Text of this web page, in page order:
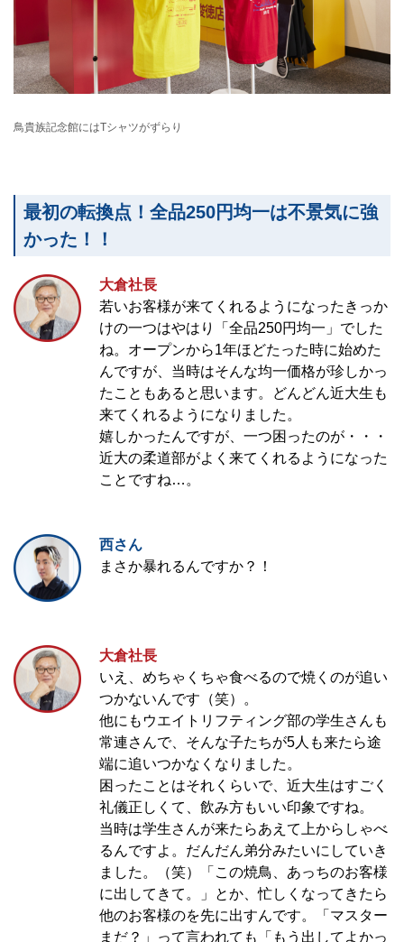
鳥貴族記念館にはTシャツがずらり
最初の転換点！全品250円均一は不景気に強
かった！！
大倉社長
若いお客様が来てくれるようになったきっか
けの一つはやはり「全品250円均一」でした
ね。オープンから1年ほどたった時に始めた
んですが、当時はそんな均一価格が珍しかっ
たこともあると思います。どんどん近大生も
来てくれるようになりました。
嬉しかったんですが、一つ困ったのが・・・
近大の柔道部がよく来てくれるようになった
ことですね…。
西さん
まさか暴れるんですか？！
大倉社長
いえ、めちゃくちゃ食べるので焼くのが追い
つかないんです（笑）。
他にもウエイトリフティング部の学生さんも
常連さんで、そんな子たちが5人も来たら途
端に追いつかなくなりました。
困ったことはそれくらいで、近大生はすごく
礼儀正しくて、飲み方もいい印象ですね。
当時は学生さんが来たらあえて上からしゃべ
るんですよ。だんだん弟分みたいにしていき
ました。（笑）「この焼鳥、あっちのお客様
に出してきて。」とか、忙しくなってきたら
他のお客様のを先に出すんです。「マスター
まだ？」って言われても「もう出してよかっ